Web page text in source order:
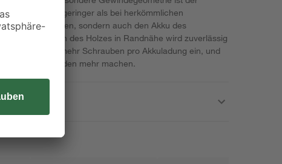
wesentlich geringer als bei herkömmlichen
und Nerven, sondern auch den Akku des
Ein Aufspleißen des Holzes in Randnähe wird zuverlässig
Du drehst mehr Schrauben pro Akkuladung ein, und
Holzenden mehr machen.